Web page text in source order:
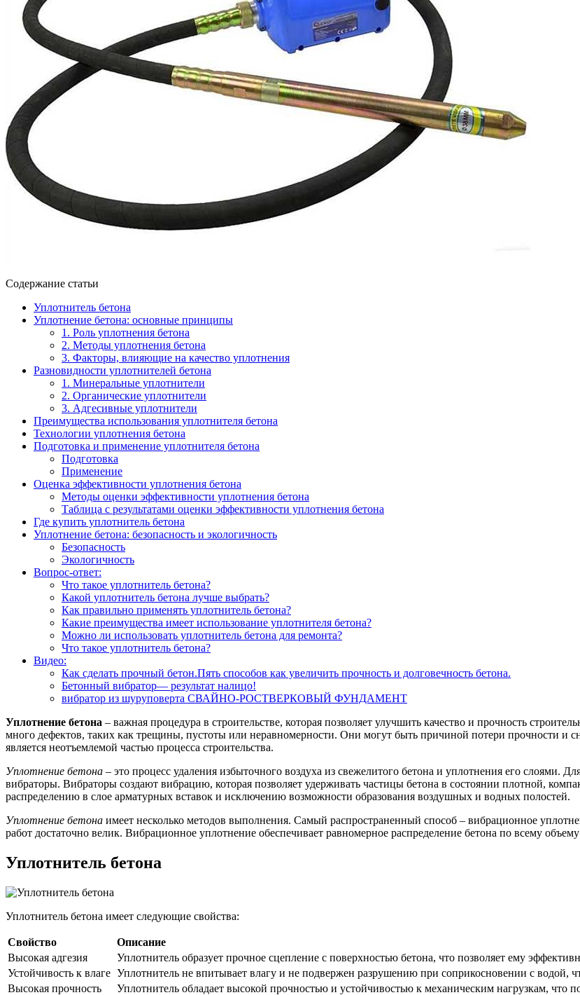
Содержание статьи
Уплотнитель бетона
Уплотнение бетона: основные принципы
1. Роль уплотнения бетона
2. Методы уплотнения бетона
3. Факторы, влияющие на качество уплотнения
Разновидности уплотнителей бетона
1. Минеральные уплотнители
2. Органические уплотнители
3. Адгесивные уплотнители
Преимущества использования уплотнителя бетона
Технологии уплотнения бетона
Подготовка и применение уплотнителя бетона
Подготовка
Применение
Оценка эффективности уплотнения бетона
Методы оценки эффективности уплотнения бетона
Таблица с результатами оценки эффективности уплотнения бетона
Где купить уплотнитель бетона
Уплотнение бетона: безопасность и экологичность
Безопасность
Экологичность
Вопрос-ответ:
Что такое уплотнитель бетона?
Какой уплотнитель бетона лучше выбрать?
Как правильно применять уплотнитель бетона?
Какие преимущества имеет использование уплотнителя бетона?
Можно ли использовать уплотнитель бетона для ремонта?
Что такое уплотнитель бетона?
Видео:
Как сделать прочный бетон.Пять способов как увеличить прочность и долговечность бетона.
Бетонный вибратор— результат налицо!
вибратор из шуруповерта СВАЙНО-РОСТВЕРКОВЫЙ ФУНДАМЕНТ
Уплотнение бетона – важная процедура в строительстве, которая позволяет улучшить качество и прочность
много дефектов, таких как трещины, пустоты или неравномерности. Они могут быть причиной потери прочности и
является неотъемлемой частью процесса строительства.
Уплотнение бетона – это процесс удаления избыточного воздуха из свежелитого бетона и уплотнения его
вибраторы. Вибраторы создают вибрацию, которая позволяет удерживать частицы бетона в состоянии плотной,
распределению в слое арматурных вставок и исключению возможности образования воздушных и водных полостей.
Уплотнение бетона имеет несколько методов выполнения. Самый распространенный способ – вибрационное
работ достаточно велик. Вибрационное уплотнение обеспечивает равномерное распределение бетона по всему
Уплотнитель бетона
Уплотнитель бетона имеет следующие свойства:
Свойство
Описание
Высокая адгезия
Уплотнитель образует прочное сцепление с поверхностью бетона, что позволяет ему
Устойчивость к влаге Уплотнитель не впитывает влагу и не подвержен разрушению при соприкосновении с водой,
Высокая прочность
Уплотнитель обладает высокой прочностью и устойчивостью к механическим нагрузкам, что